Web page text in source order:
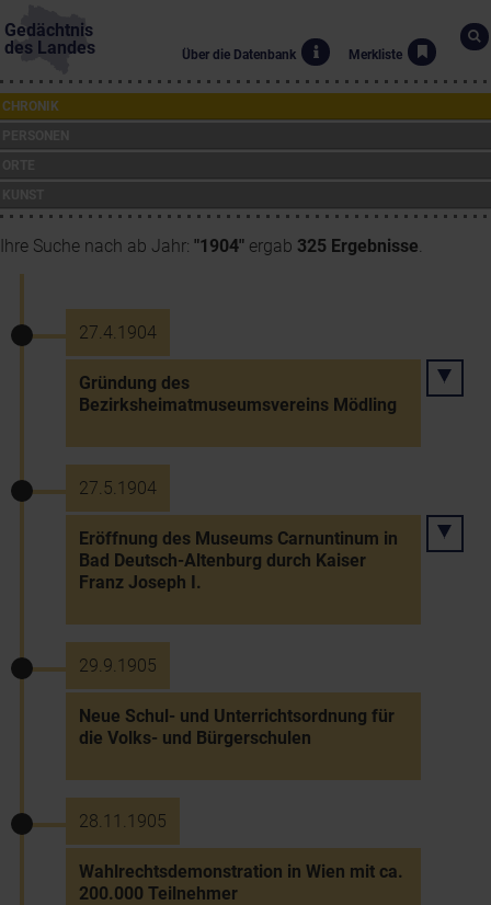
Gedächtnis
des Landes
Über die Datenbank Merkliste
CHRONIK
Ihre Suche nach ab Jahr: "1904" ergab 325 Ergebnisse.
27.4.1904
Gründung des
Bezirksheimatmuseumsvereins Mödling
27.5.1904
Eröffnung des Museums Carnuntinum in
Bad Deutsch-Altenburg durch Kaiser
Franz Joseph I.
29.9.1905
Neue Schul- und Unterrichtsordnung für
die Volks- und Bürgerschulen
28.11.1905
Wahlrechtsdemonstration in Wien mit ca.
200.000 Teilnehmer